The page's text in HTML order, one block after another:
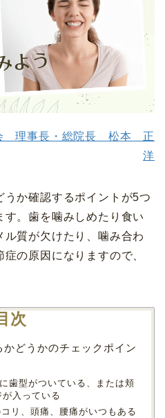
理事長・総院長 松本 正
洋
か確認するポイントが5つ
。歯を噛みしめたり食い
ル質が欠けたり、噛み合わ
の原因になりますので、
次
どうかのチェックポイン
歯型がついている、または頬
入っている
リ、頭痛、腰痛がいつもある